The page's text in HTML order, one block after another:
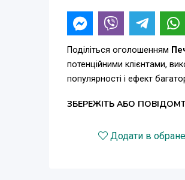
Поділіться оголошенням
потенційними клієнтами,
популярності і ефект
ЗБЕРЕЖІТЬ АБО
Додати в обране